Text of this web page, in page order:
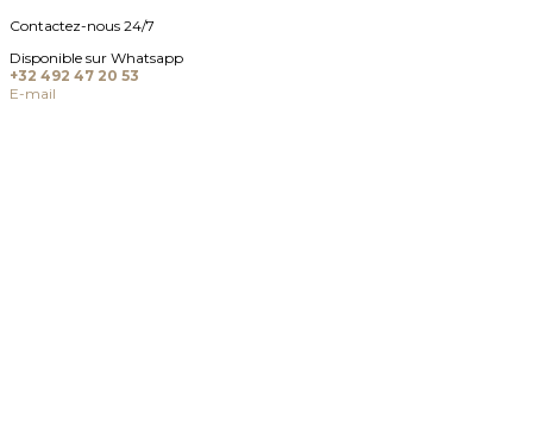
Contactez-nous 24/7
Disponible sur Whatsapp
+32 492 47 20 53
E-mail